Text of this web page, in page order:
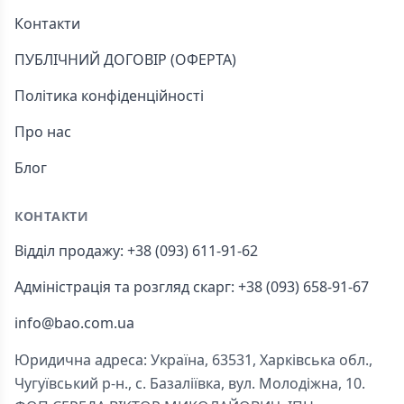
Контакти
ПУБЛІЧНИЙ ДОГОВІР (ОФЕРТА)
Політика конфіденційності
Про нас
Блог
КОНТАКТИ
Відділ продажу: +38 (093) 611-91-62
Адміністрація та розгляд скарг: +38 (093) 658-91-67
info@bao.com.ua
Юридична адреса: Україна, 63531, Харківська обл.,
Чугуївський р-н., с. Базаліївка, вул. Молодіжна, 10.